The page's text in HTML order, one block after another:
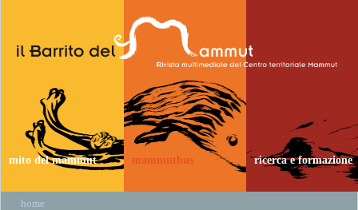
mito del mammut mammutbus ricerca e formazione
home